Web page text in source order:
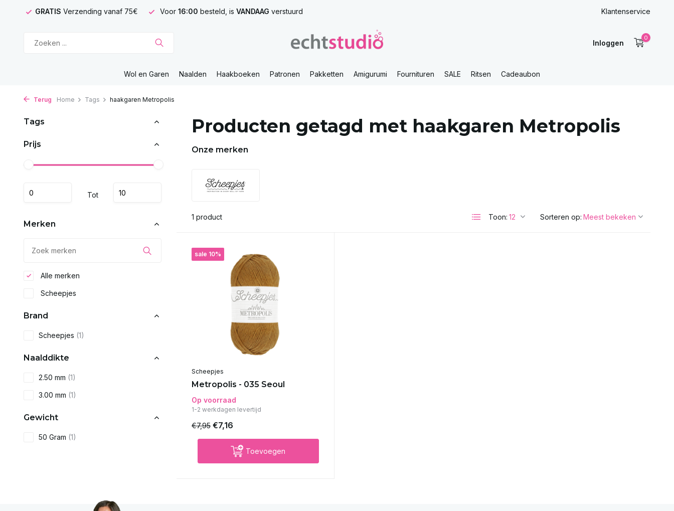
GRATIS Verzending vanaf 75€ Voor 16:00 besteld, is VANDAAG verstuurd Klantenservice
Inloggen
0
Wol en Garen Naalden Haakboeken Patronen Pakketten Amigurumi Fournituren SALE Ritsen Cadeaubon
Terug Home Tags haakgaren Metropolis
Tags
Prijs
Tot
Merken
Alle merken
Scheepjes
Brand
Scheepjes (1)
Naalddikte
2.50 mm (1)
3.00 mm (1)
Gewicht
50 Gram (1)
Producten getagd met haakgaren Metropolis
Onze merken
1 product Toon: Sorteren op:
sale 10%
Scheepjes
Metropolis - 035 Seoul
Op voorraad
1-2 werkdagen levertijd
€7,95 €7,16
Toevoegen